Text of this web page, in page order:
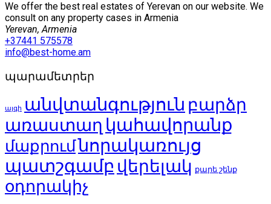
We offer the best real estates of Yerevan on our website. We
consult on any property cases in Armenia
Yerevan, Armenia
+37441 575578
info@best-home.am
պարամետրեր
այգի անվտանգություն բարձր
առաստաղ կահավորանք
մաքրումնորակառույց
պատշգամբ վերելակ քարե շենք
օդորակիչ